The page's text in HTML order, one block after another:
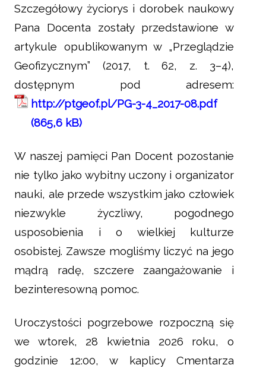
Szczegółowy życiorys i dorobek naukowy
Pana Docenta zostały przedstawione w
artykule opublikowanym w „Przeglądzie
Geofizycznym” (2017, t. 62, z. 3–4),
dostępnym pod adresem:
http://ptgeof.pl/PG-3-4_2017-08.pdf
W naszej pamięci Pan Docent pozostanie
nie tylko jako wybitny uczony i organizator
nauki, ale przede wszystkim jako człowiek
niezwykle życzliwy, pogodnego
usposobienia i o wielkiej kulturze
osobistej. Zawsze mogliśmy liczyć na jego
mądrą radę, szczere zaangażowanie i
bezinteresowną pomoc.
Uroczystości pogrzebowe rozpoczną się
we wtorek, 28 kwietnia 2026 roku, o
godzinie 12:00, w kaplicy Cmentarza